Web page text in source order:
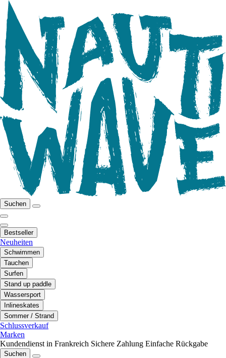
Suchen
Bestseller
Neuheiten
Schwimmen
Tauchen
Surfen
Stand up paddle
Wassersport
Inlineskates
Sommer / Strand
Schlussverkauf
Marken
Kundendienst in Frankreich Sichere Zahlung Einfache Rückgabe
Suchen